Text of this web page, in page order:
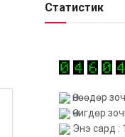
Статистик
Өнөөдөр
Өчигдөр
Энэ сард :